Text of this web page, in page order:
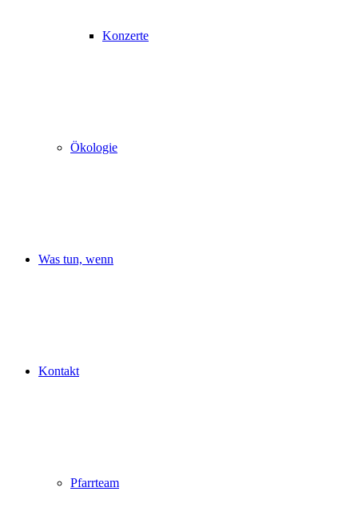
Konzerte
Ökologie
Was tun, wenn
Kontakt
Pfarrteam